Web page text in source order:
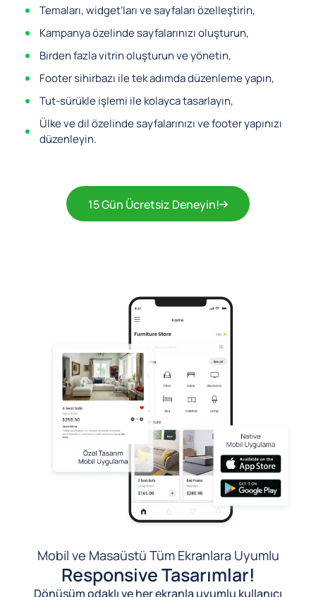
Temaları, widget’ları ve sayfaları özelleştirin,
Kampanya özelinde sayfalarınızı oluşturun,
Birden fazla vitrin oluşturun ve yönetin,
Footer sihirbazı ile tek adımda düzenleme yapın,
Tut-sürükle işlemi ile kolayca tasarlayın,
Ülke ve dil özelinde sayfalarınızı ve footer yapınızı
düzenleyin.
15 Gün Ücretsiz Deneyin!
Mobil ve Masaüstü Tüm Ekranlara Uyumlu
Responsive Tasarımlar!
Dönüşüm odaklı ve her ekranla uyumlu kullanıcı